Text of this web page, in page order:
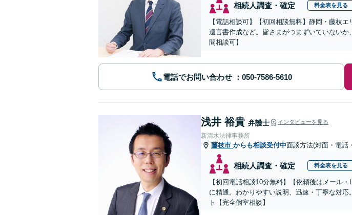
相続人調査・確定 料金表を見る
【電話相談可】【初回相談無料】静岡・藤枝
遺言書作成など。皆さまがつまずいていない
間相談可】
電話でお問い合わせ
浅井 裕貴 弁護士 インタビューを見る
新清水法律事務所
藤枝市 からも相談受付中面談方法(対面・電話
相続人調査・確定 料金表を見る
【初回電話相談10分無料】【依頼後はメール
に精通。わかりやすい説明、迅速・丁寧な対
ト【完全個室相談】